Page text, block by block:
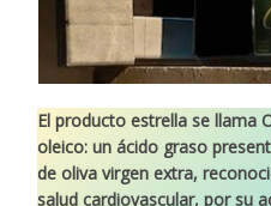
El producto estrella se llama
oleico: un ácido graso
de oliva virgen extra,
salud cardiovascular, por su